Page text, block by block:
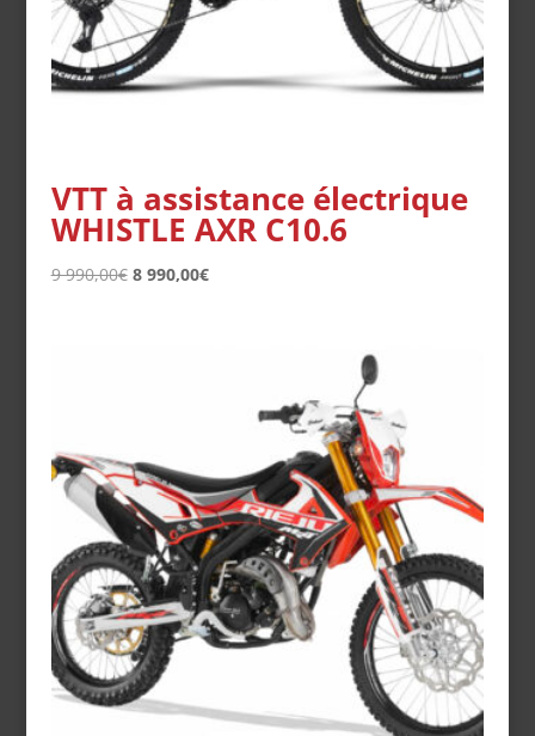
VTT à assistance électrique
WHISTLE AXR C10.6
9 990,00€ Le
8 990,00€Le
990,00€.